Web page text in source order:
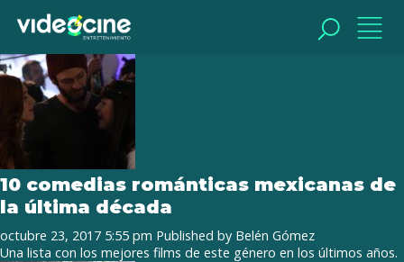
Tag Archive: comedia romántica
10 comedias románticas mexicanas de
la última década
octubre 23, 2017 5:55 pm Published by Belén Gómez
Una lista con los mejores films de este género en los últimos años.